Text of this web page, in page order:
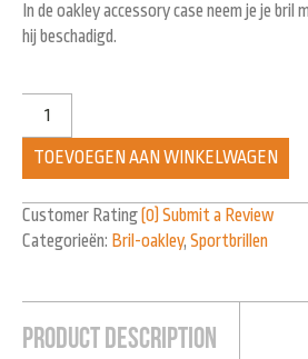
In de oakley accessory case neem je je bril
hij beschadigd.
TOEVOEGEN AAN WINKELWAGEN
Customer Rating(0) Submit a Review
Categorieën: Bril-oakley, Sportbrillen
Product Description